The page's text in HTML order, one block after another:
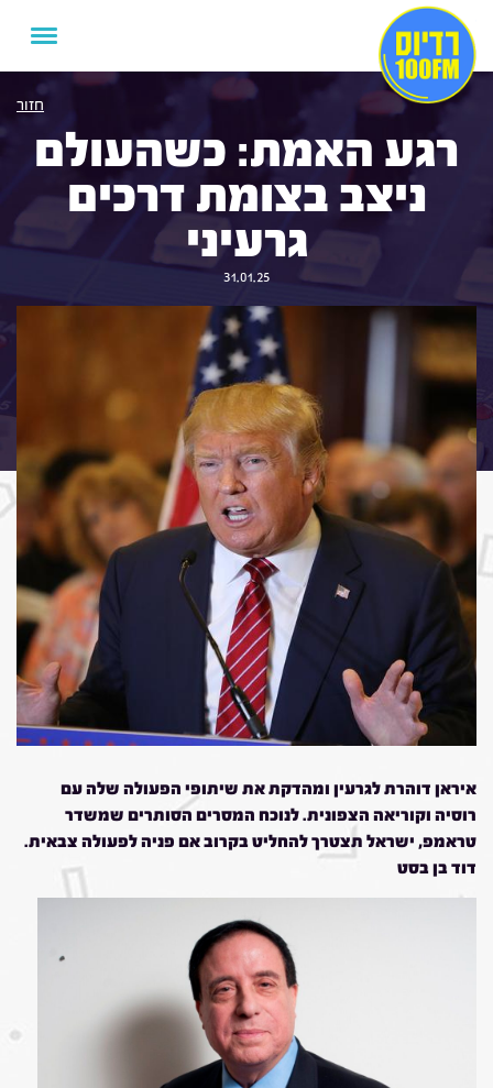
חזור
רגע האמת: כשהעולם
ניצב בצומת דרכים
גרעיני
31.01.25
איראן דוהרת לגרעין ומהדקת את שיתופי הפעולה שלה עם
רוסיה וקוריאה הצפונית. לנוכח המסרים הסותרים שמשדר
טראמפ, ישראל תצטרך להחליט בקרוב אם פניה לפעולה צבאית.
דוד בן בסט